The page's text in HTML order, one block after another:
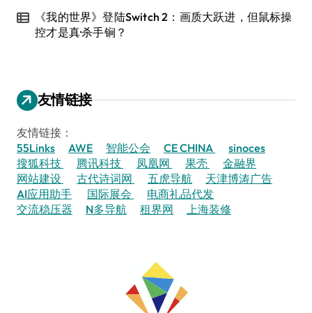
《我的世界》登陆Switch 2：画质大跃进，但鼠标操
控才是真·杀手锏？
友情链接
友情链接：
55Links
AWE 智能公会 CE CHINA
sinoces
搜狐科技
腾讯科技 凤凰网 果壳
金融界
网站建设
古代诗词网 五虎导航
天津博涛广告
AI应用助手
国际展会
电商礼品代发
交流稳压器
N多导航 租界网 上海装修